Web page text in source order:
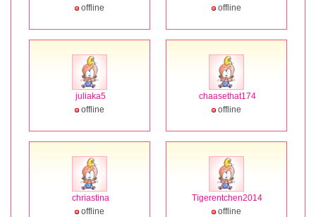
offline
offline
juliaka5
offline
chaasethat174
offline
chriastina
offline
Tigerentchen2014
offline